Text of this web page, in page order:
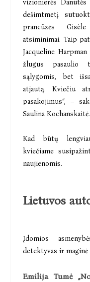
vizionierės
dešimtmetį
prancūzės
atsiminimai. Taip
Jacqueline
žlugus pasaulio
sąlygomis, bet
atjautą. Kviečiu
pasakojimus“, –
Saulina Kochanskaitė.
Kad būtų
kviečiame
naujienomis.
Lietuvos
Įdomios
detektyvas ir
Emilija Tumė